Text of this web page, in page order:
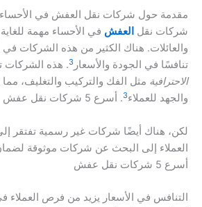
مقدمة حول شركات نقل العفش في الأحساء
شركات نقل العفش في الأحساء مهمة
والعائلات. هناك الكثير من هذه الشركات
تنافسًا في الجودة والأسعار 3. هذه الشركات
الاحترافية مثل الفك والتركيب والتغليف،
والجهد للعملاء3. أسرع 5 شركات نقل عفش
لكن، هناك أيضًا شركات غير رسمية تفتقر
العملاء إلى البحث عن شركات موثوقة
أسرع 5 شركات نقل عفش
التنافس في الأسعار يزيد من فرص العملاء